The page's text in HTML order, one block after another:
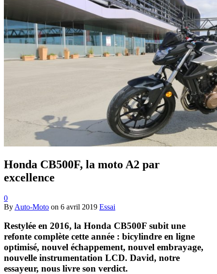
Honda CB500F, la moto A2 par
excellence
0
By Auto-Moto on 6 avril 2019 Essai
Restylée en 2016, la Honda CB500F subit une
refonte complète cette année : bicylindre en ligne
optimisé, nouvel échappement, nouvel embrayage,
nouvelle instrumentation LCD. David, notre
essayeur, nous livre son verdict.